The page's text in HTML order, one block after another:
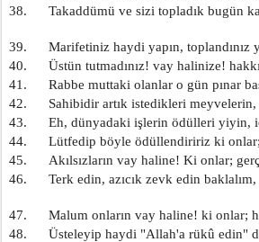
38.      Takaddümü ve sizi topladık bugün
39.      Marifetiniz haydi yapın, toplandınız
40.      Üstün tutmadınız! vay halinize!
41.      Rabbe muttaki olanlar o gün pınar
42.      Sahibidir artık istedikleri
43.      Eh, dünyadaki işlerin ödülleri yiyin,
44.      Lütfedip böyle ödüllendiririz ki
45.      Akılsızların vay haline! Ki onlar;
46.      Terk edin, azıcık zevk edin
47.      Malum onların vay haline! ki onlar;
48.      Üsteleyip haydi "Allah'a rükû edin"